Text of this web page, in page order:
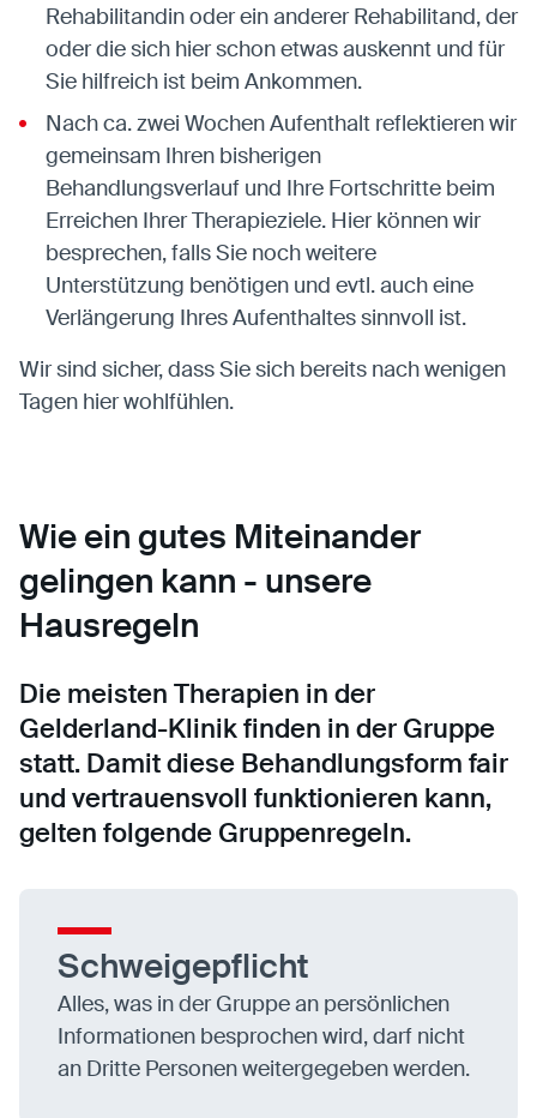
Rehabilitandin oder ein anderer Rehabilitand, der
oder die sich hier schon etwas auskennt und für
Sie hilfreich ist beim Ankommen.
Nach ca. zwei Wochen Aufenthalt reflektieren wir
gemeinsam Ihren bisherigen
Behandlungsverlauf und Ihre Fortschritte beim
Erreichen Ihrer Therapieziele. Hier können wir
besprechen, falls Sie noch weitere
Unterstützung benötigen und evtl. auch eine
Verlängerung Ihres Aufenthaltes sinnvoll ist.
Wir sind sicher, dass Sie sich bereits nach wenigen
Tagen hier wohlfühlen.
Wie ein gutes Miteinander
gelingen kann - unsere
Hausregeln
Die meisten Therapien in der
Gelderland-Klinik finden in der Gruppe
statt. Damit diese Behandlungsform fair
und vertrauensvoll funktionieren kann,
gelten folgende Gruppenregeln.
Schweigepflicht
Alles, was in der Gruppe an persönlichen
Informationen besprochen wird, darf nicht
an Dritte Personen weitergegeben werden.